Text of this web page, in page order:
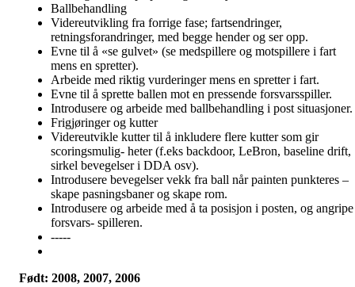
Ballbehandling
Videreutvikling fra forrige fase; fartsendringer,
retningsforandringer, med begge hender og ser opp.
Evne til å «se gulvet» (se medspillere og motspillere i fart
mens en spretter).
Arbeide med riktig vurderinger mens en spretter i fart.
Evne til å sprette ballen mot en pressende forsvarsspiller.
Introdusere og arbeide med ballbehandling i post situasjoner.
Frigjøringer og kutter
Videreutvikle kutter til å inkludere flere kutter som gir
scoringsmulig- heter (f.eks backdoor, LeBron, baseline drift,
sirkel bevegelser i DDA osv).
Introdusere bevegelser vekk fra ball når painten punkteres –
skape pasningsbaner og skape rom.
Introdusere og arbeide med å ta posisjon i posten, og angripe
forsvars- spilleren.
-----
Født: 2008, 2007, 2006